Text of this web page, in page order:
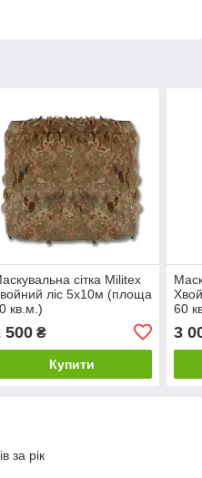
сітка Militex
ліс 5х10м (площа
кв.м.)
500₴
Купити
60
3
за рік